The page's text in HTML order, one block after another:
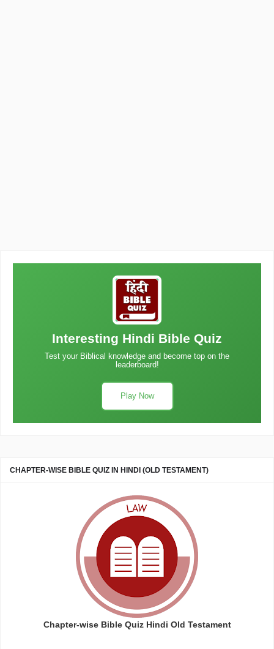
Interesting Hindi Bible Quiz
Test your Biblical knowledge and become top on the
leaderboard!
Play Now
CHAPTER-WISE BIBLE QUIZ IN HINDI (OLD TESTAMENT)
Chapter-wise Bible Quiz Hindi Old Testament